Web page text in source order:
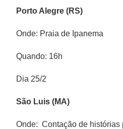
Porto Alegre (RS)
Onde: Praia de Ipanema
Quando: 16h
Dia 25/2
São Luis (MA)
Onde: Contação de histórias